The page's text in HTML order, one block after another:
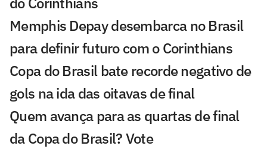
Memphis Depay desembarca no Brasil
para definir futuro com o Corinthians
Copa do Brasil bate recorde negativo de
gols na ida das oitavas de final
Quem avança para as quartas de final
da Copa do Brasil? Vote